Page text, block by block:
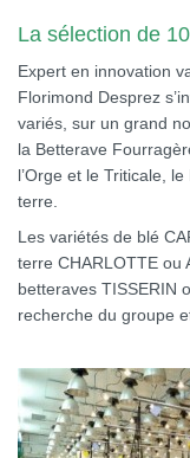
La sélection de
Expert en innovation
Florimond Desprez
variés, sur un grand
la Betterave
l’Orge et le Triticale,
terre.
Les variétés de blé
terre CHARLOTTE ou
betteraves TISSERIN
recherche du groupe